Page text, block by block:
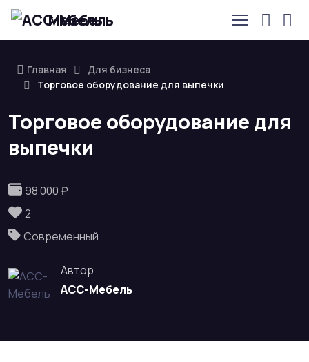
Мебель
Главная
Для бизнеса
Торговое оборудование для выпечки
Торговое оборудование для
выпечки
98 000 ₽
2
Современный
Автор
АСС-Мебель